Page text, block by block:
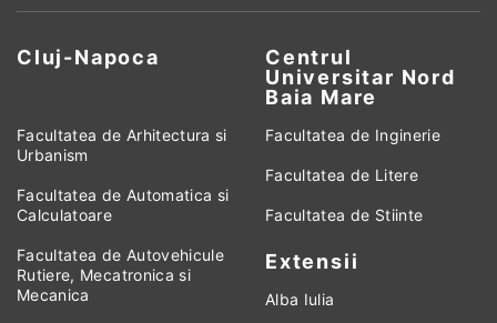
Cluj-Napoca
Centrul
Universitar Nord
Baia Mare
Facultatea de Arhitectura si
Urbanism
Facultatea de Automatica si
Calculatoare
Facultatea de Autovehicule
Rutiere, Mecatronica si
Mecanica
Facultatea de Inginerie
Facultatea de Litere
Facultatea de Stiinte
Extensii
Alba Iulia